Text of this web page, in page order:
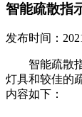
智能疏散指
发布时间：
智能疏散指
灯具和较佳的
内容如下：